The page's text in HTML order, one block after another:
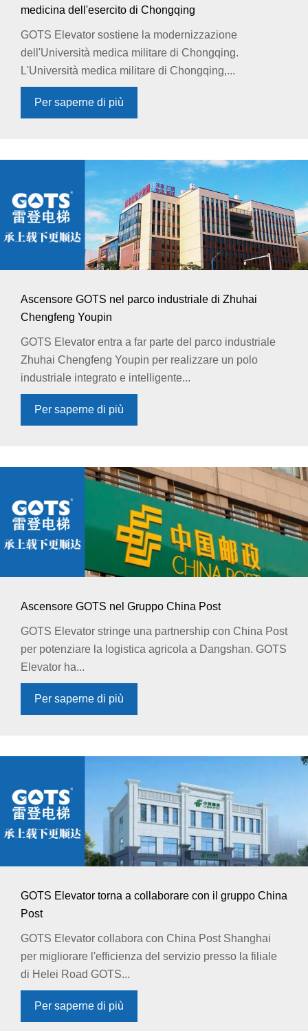
medicina dell'esercito di Chongqing
GOTS Elevator sostiene la modernizzazione
dell'Università medica militare di Chongqing.
L'Università medica militare di Chongqing,...
Per saperne di più
Ascensore GOTS nel parco industriale di Zhuhai
Chengfeng Youpin
GOTS Elevator entra a far parte del parco industriale
Zhuhai Chengfeng Youpin per realizzare un polo
industriale integrato e intelligente...
Per saperne di più
Ascensore GOTS nel Gruppo China Post
GOTS Elevator stringe una partnership con China Post
per potenziare la logistica agricola a Dangshan. GOTS
Elevator ha...
Per saperne di più
GOTS Elevator torna a collaborare con il gruppo China
Post
GOTS Elevator collabora con China Post Shanghai
per migliorare l'efficienza del servizio presso la filiale
di Helei Road GOTS...
Per saperne di più